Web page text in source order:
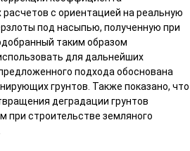
с ориентацией на реальную
под насыпью, полученную при
таким образом
для дальнейших
подхода обоснована
грунтов. Также показано, что
деградации грунтов
при строительстве земляного